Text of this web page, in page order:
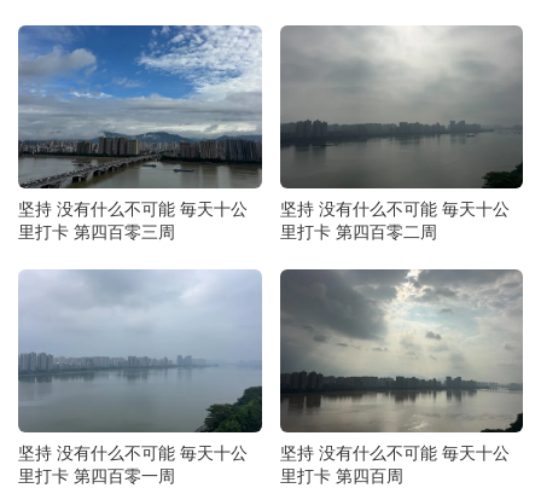
坚持 没有什么不可能 毎天十公
里打卡 第四百零三周
坚持 没有什么不可能 毎天十公
里打卡 第四百零二周
坚持 没有什么不可能 毎天十公
里打卡 第四百零一周
坚持 没有什么不可能 毎天十公
里打卡 第四百周